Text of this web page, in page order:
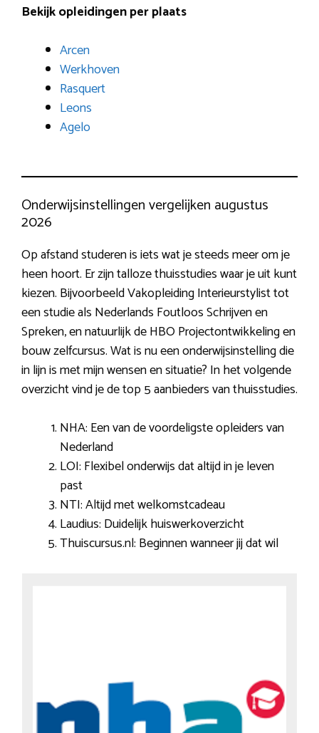
Bekijk opleidingen per plaats
Arcen
Werkhoven
Rasquert
Leons
Agelo
Onderwijsinstellingen vergelijken augustus
2026
Op afstand studeren is iets wat je steeds meer om je
heen hoort. Er zijn talloze thuisstudies waar je uit kunt
kiezen. Bijvoorbeeld Vakopleiding Interieurstylist tot
een studie als Nederlands Foutloos Schrijven en
Spreken, en natuurlijk de HBO Projectontwikkeling en
bouw zelfcursus. Wat is nu een onderwijsinstelling die
in lijn is met mijn wensen en situatie? In het volgende
overzicht vind je de top 5 aanbieders van thuisstudies.
NHA: Een van de voordeligste opleiders van
Nederland
LOI: Flexibel onderwijs dat altijd in je leven
past
NTI: Altijd met welkomstcadeau
Laudius: Duidelijk huiswerkoverzicht
Thuiscursus.nl: Beginnen wanneer jij dat wil